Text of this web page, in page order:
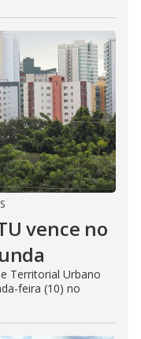
vence no
Territorial Urbano
feira (10) no